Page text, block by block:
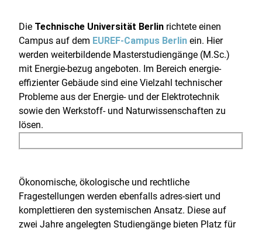
Die Technische Universität Berlin richtete einen
Campus auf dem EUREF-Campus Berlin ein. Hier
werden weiterbildende Masterstudiengänge (M.Sc.)
mit Energie-bezug angeboten. Im Bereich energie-
effizienter Gebäude sind eine Vielzahl technischer
Probleme aus der Energie- und der Elektrotechnik
sowie den Werkstoff- und Naturwissenschaften zu
lösen.
Ökonomische, ökologische und rechtliche
Fragestellungen werden ebenfalls adres-siert und
komplettieren den systemischen Ansatz. Diese auf
zwei Jahre angelegten Studiengänge bieten Platz für